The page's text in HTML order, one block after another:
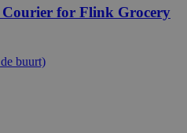
for Flink Grocery
buurt)